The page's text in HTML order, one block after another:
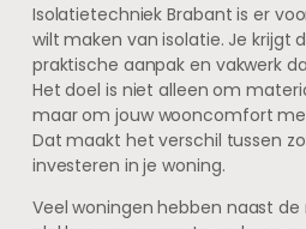
Isolatietechniek Brabant is er
wilt maken van isolatie. Je krijgt
praktische aanpak en vakwerk
Het doel is niet alleen om
maar om jouw wooncomfort
Dat maakt het verschil tussen
investeren in je woning.
Veel woningen hebben naast